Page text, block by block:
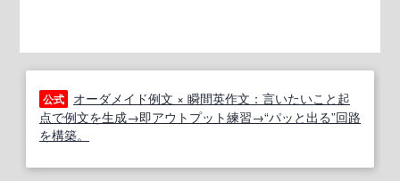
公式
オーダメイド例文 × 瞬間英作文：言いたいこと起
点で例文を生成→即アウトプット練習→“パッと出る”回路
を構築。